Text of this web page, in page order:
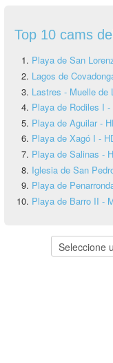
Top 10 cams
Playa de San
Lagos de
Lastres - Muelle de
Playa de Rodiles I -
Playa de Aguilar -
Playa de Xagó I -
Playa de Salinas -
Iglesia de San
Playa de
Playa de Barro II -